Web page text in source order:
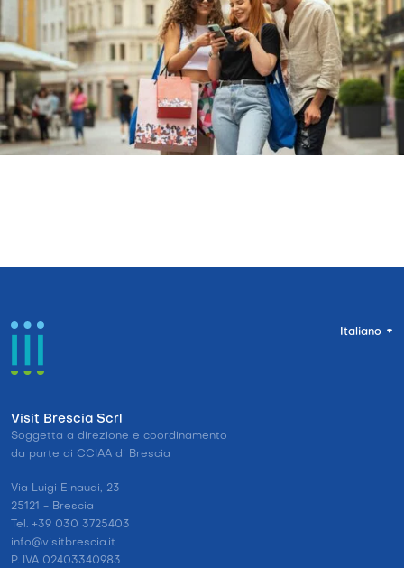
Italiano
Visit Brescia Scrl
Soggetta a direzione e coordinamento
da parte di CCIAA di Brescia
Via Luigi Einaudi, 23
25121 - Brescia
Tel. +39 030 3725403
info@visitbrescia.it
P. IVA 02403340983